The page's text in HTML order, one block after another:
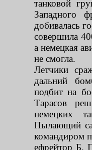
танковой
Западного
добивалась
совершила
а немецкая
не смогла.
Летчики
дальний
подбит на
Тарасов
немецких
Пылающий
командиром
ефрейтор Б.